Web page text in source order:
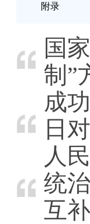
附录
“
国
制”
成
日
人
统
互